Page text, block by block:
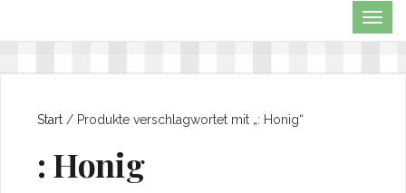
Start / Produkte verschlagwortet mit „: Honig“
: Honig